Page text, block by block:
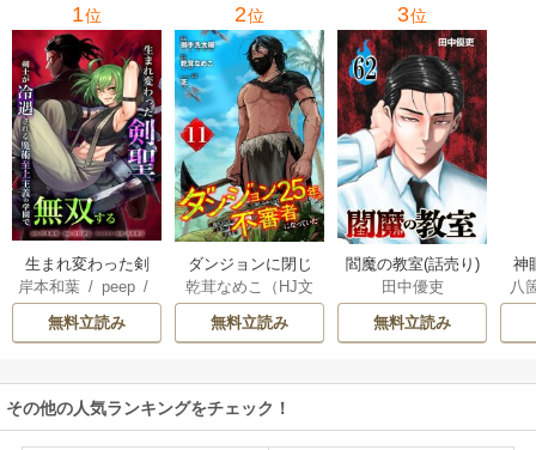
1位
生まれ変わった剣
聖、剣士が冷遇さ
れる魔術至上主義
の学園で無双する
岸本和葉/ peep/
染野静也/桑島黎
/taskey STUDI
無料立読み
2位
ダンジョンに閉じ
込められて25年。
救出されたときに
は立派な不審者に
版】
乾茸なめこ（HJ文
庫／ホビージャパ
ン刊）/御手洗太
無料立読み
3位
閻魔の教室(話売り)
田中優吏
無料立読み
神
八
その他の人気ランキングをチェック！